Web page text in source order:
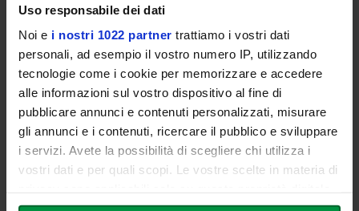
Uso responsabile dei dati
Noi e i nostri 1022 partner trattiamo i vostri dati
personali, ad esempio il vostro numero IP, utilizzando
tecnologie come i cookie per memorizzare e accedere
alle informazioni sul vostro dispositivo al fine di
pubblicare annunci e contenuti personalizzati, misurare
gli annunci e i contenuti, ricercare il pubblico e sviluppare
i servizi. Avete la possibilità di scegliere chi utilizza i
vostri dati e per quali scopi. Le vostre scelte in materia di
in cui avete effettuato le vostre scelte. È possibile
REFERENTE DIDATTICO
SEGRETERIE
TUTORATO